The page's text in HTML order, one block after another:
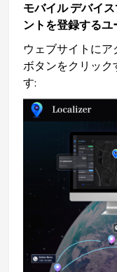
モバイル デバイ
ントを登録するユ
ウェブサイトにア
ボタンをクリック
す: